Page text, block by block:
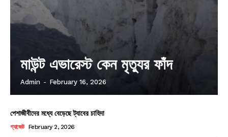
মাউন্ট এভারেস্ট কেন মৃত্যুর ফাঁদ
Admin - February 16, 2026
পেশাজীবীদের মধ্যে বেড়েছে ট্যাবের চাহিদা
গ্যাজেট February 2, 2026